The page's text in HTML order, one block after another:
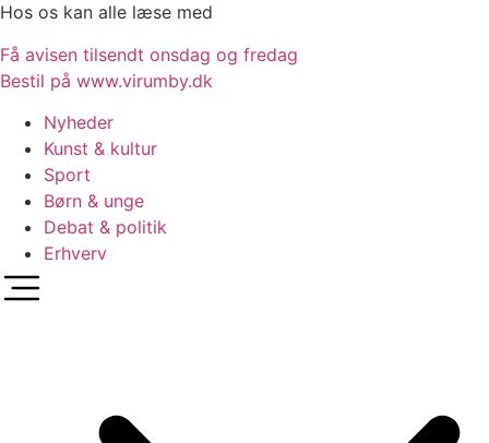
Hos os kan alle læse med
Få avisen tilsendt onsdag og fredag
Bestil på www.virumby.dk
Nyheder
Kunst & kultur
Sport
Børn & unge
Debat & politik
Erhverv